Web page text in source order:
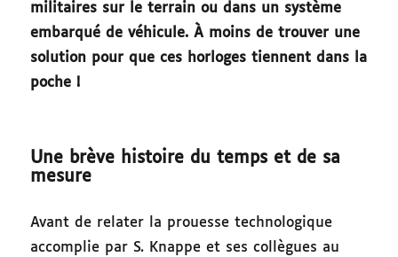
militaires sur le terrain ou dans un système
embarqué de véhicule. À moins de trouver une
solution pour que ces horloges tiennent dans la
poche !
Une brève histoire du temps et de sa
mesure
Avant de relater la prouesse technologique
accomplie par S. Knappe et ses collègues au